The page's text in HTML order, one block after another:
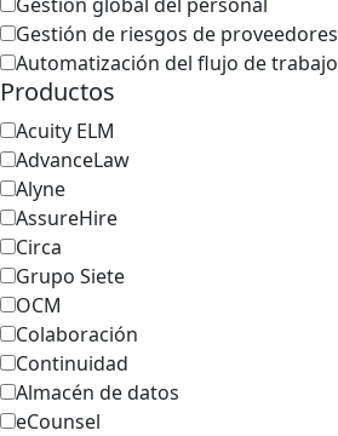
Gestión de riesgos de proveedores
Automatización del flujo de trabajo
Productos
Acuity ELM
AdvanceLaw
Alyne
AssureHire
Circa
Grupo Siete
OCM
Colaboración
Continuidad
Almacén de datos
eCounsel